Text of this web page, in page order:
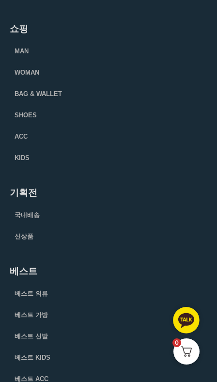
쇼핑
MAN
WOMAN
BAG & WALLET
SHOES
ACC
KIDS
기획전
국내배송
신상품
베스트
베스트 의류
베스트 가방
베스트 신발
베스트 KIDS
베스트 ACC
0